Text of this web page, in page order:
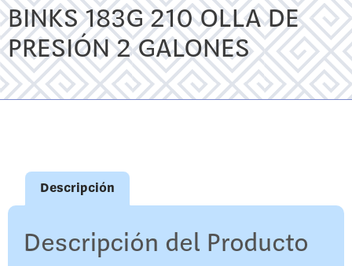
BINKS 183G 210 OLLA DE
PRESIÓN 2 GALONES
Descripción
Descripción del Producto